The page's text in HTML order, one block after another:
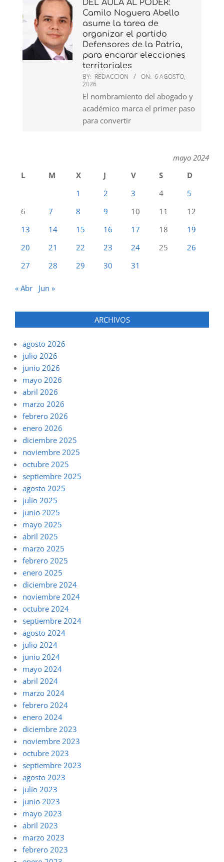
DEL AULA AL PODER:
Camilo Noguera Abello
asume la tarea de
organizar el partido
Defensores de la Patria,
para encarar elecciones
territoriales
BY: REDACCION ON: 6 AGOSTO,
2026
El nombramiento del abogado y
académico marca el primer paso
para convertir
mayo 2024
L
M X J V S
D
1
2 3 4
5
6
7 8 9 10 11
12
13
14 15 16 17 18
19
20
21 22 23 24 25
26
27
28 29 30 31
« Abr Jun »
ARCHIVOS
agosto 2026
julio 2026
junio 2026
mayo 2026
abril 2026
marzo 2026
febrero 2026
enero 2026
diciembre 2025
noviembre 2025
octubre 2025
septiembre 2025
agosto 2025
julio 2025
junio 2025
mayo 2025
abril 2025
marzo 2025
febrero 2025
enero 2025
diciembre 2024
noviembre 2024
octubre 2024
septiembre 2024
agosto 2024
julio 2024
junio 2024
mayo 2024
abril 2024
marzo 2024
febrero 2024
enero 2024
diciembre 2023
noviembre 2023
octubre 2023
septiembre 2023
agosto 2023
julio 2023
junio 2023
mayo 2023
abril 2023
marzo 2023
febrero 2023